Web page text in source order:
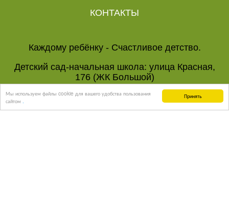
Принять
Мы используем файлы cookie для вашего удобства пользования
сайтом .
КОНТАКТЫ
Каждому ребёнку - Счастливое детство.
Детский сад-начальная школа: улица Красная,
176 (ЖК Большой)
тел:8 (960) 491-33-33 ,8 (960) 490-22-22